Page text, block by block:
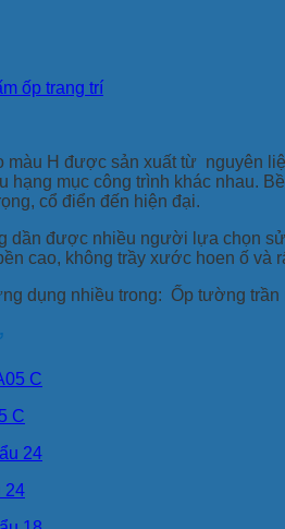
ốp trang trí
màu H được sản xuất từ nguyên
mục công trình khác nhau.
cổ điển đến hiện đại.
dần được nhiều người lựa chọn
cao, không trầy xước hoen ố và
dụng nhiều trong: Ốp tường
C
24